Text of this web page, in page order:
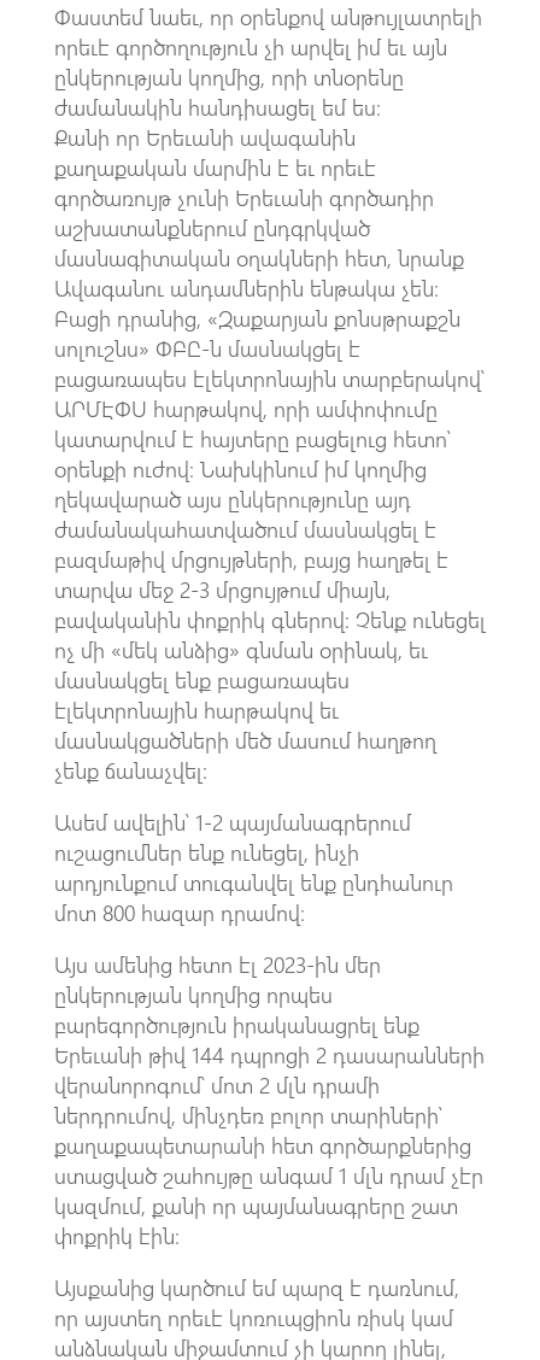
Փաստեմ նաեւ, որ օրենքով անթույլատրելի
որեւէ գործողություն չի արվել իմ եւ այն
ընկերության կողմից, որի տնօրենը
ժամանակին հանդիսացել եմ ես։
Քանի որ Երեւանի ավագանին
քաղաքական մարմին է եւ որեւէ
գործառույթ չունի Երեւանի գործադիր
աշխատանքներում ընդգրկված
մասնագիտական օղակների հետ, նրանք
Ավագանու անդամներին ենթակա չեն։
Բացի դրանից, «Զաքարյան քոնսթրաքշն
սոլուշնս» ՓԲԸ-ն մասնակցել է
բացառապես էլեկտրոնային տարբերակով՝
ԱՐՄԷՓՍ հարթակով, որի ամփոփումը
կատարվում է հայտերը բացելուց հետո՝
օրենքի ուժով։ Նախկինում իմ կողմից
ղեկավարած այս ընկերությունը այդ
ժամանակահատվածում մասնակցել է
բազմաթիվ մրցույթների, բայց հաղթել է
տարվա մեջ 2-3 մրցույթում միայն,
բավականին փոքրիկ գներով: Չենք ունեցել
ոչ մի «մեկ անձից» գնման օրինակ, եւ
մասնակցել ենք բացառապես
էլեկտրոնային հարթակով եւ
մասնակցածների մեծ մասում հաղթող
չենք ճանաչվել։
Ասեմ ավելին՝ 1-2 պայմանագրերում
ուշացումներ ենք ունեցել, ինչի
արդյունքում տուգանվել ենք ընդհանուր
մոտ 800 հազար դրամով։
Այս ամենից հետո էլ 2023-ին մեր
ընկերության կողմից որպես
բարեգործություն իրականացրել ենք
Երեւանի թիվ 144 դպրոցի 2 դասարանների
վերանորոգում՝ մոտ 2 մլն դրամի
ներդրումով, մինչդեռ բոլոր տարիների՝
քաղաքապետարանի հետ գործարքներից
ստացված շահույթը անգամ 1 մլն դրամ չէր
կազմում, քանի որ պայմանագրերը շատ
փոքրիկ էին։
Այսքանից կարծում եմ պարզ է դառնում,
որ այստեղ որեւէ կոռուպցիոն ռիսկ կամ
անձնական միջամտում չի կարող լինել,